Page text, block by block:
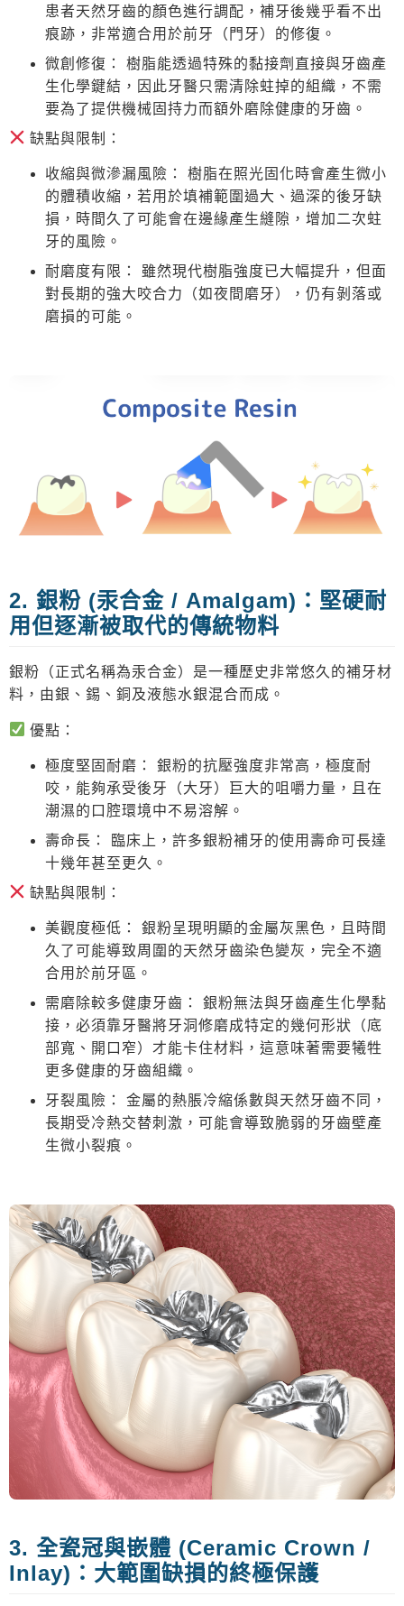
患者天然牙齒的顏色進行調配，補牙後幾乎看不出
痕跡，非常適合用於前牙（門牙）的修復。
微創修復：
樹脂能透過特殊的黏接劑直接與牙齒產
生化學鍵結，因此牙醫只需清除蛀掉的組織，不需
要為了提供機械固持力而額外磨除健康的牙齒。
缺點與限制：
收縮與微滲漏風險：
樹脂在照光固化時會產生微小
的體積收縮，若用於填補範圍過大、過深的後牙缺
損，時間久了可能會在邊緣產生縫隙，增加二次蛀
牙的風險。
耐磨度有限：
雖然現代樹脂強度已大幅提升，但面
對長期的強大咬合力（如夜間磨牙），仍有剝落或
磨損的可能。
2. 銀粉 (汞合金 / Amalgam)：堅硬耐
用但逐漸被取代的傳統物料
銀粉（正式名稱為汞合金）是一種歷史非常悠久的補牙材
料，由銀、錫、銅及液態水銀混合而成。
優點：
極度堅固耐磨：
銀粉的抗壓強度非常高，極度耐
咬，能夠承受後牙（大牙）巨大的咀嚼力量，且在
潮濕的口腔環境中不易溶解。
壽命長：
臨床上，許多銀粉補牙的使用壽命可長達
十幾年甚至更久。
缺點與限制：
美觀度極低：
銀粉呈現明顯的金屬灰黑色，且時間
久了可能導致周圍的天然牙齒染色變灰，完全不適
合用於前牙區。
需磨除較多健康牙齒：
銀粉無法與牙齒產生化學黏
接，必須靠牙醫將牙洞修磨成特定的幾何形狀（底
部寬、開口窄）才能卡住材料，這意味著需要犧牲
更多健康的牙齒組織。
牙裂風險：
金屬的熱脹冷縮係數與天然牙齒不同，
長期受冷熱交替刺激，可能會導致脆弱的牙齒壁產
生微小裂痕。
3. 全瓷冠與嵌體 (Ceramic Crown /
Inlay)：大範圍缺損的終極保護